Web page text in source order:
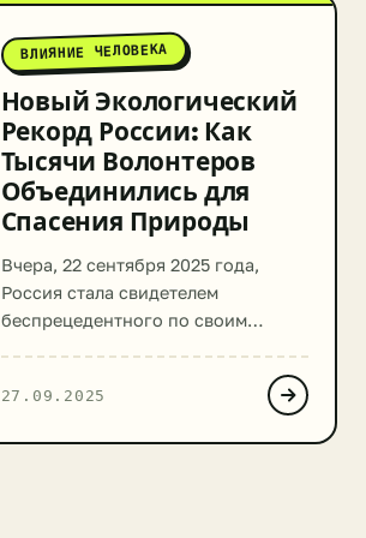
ВЛИЯНИЕ ЧЕЛОВЕКА
Новый Экологический
Рекорд России: Как
Тысячи Волонтеров
Объединились для
Спасения Природы
Вчера, 22 сентября 2025 года,
Россия стала свидетелем
беспрецедентного по своим
ведущий производитель алюминия
27.09.2025